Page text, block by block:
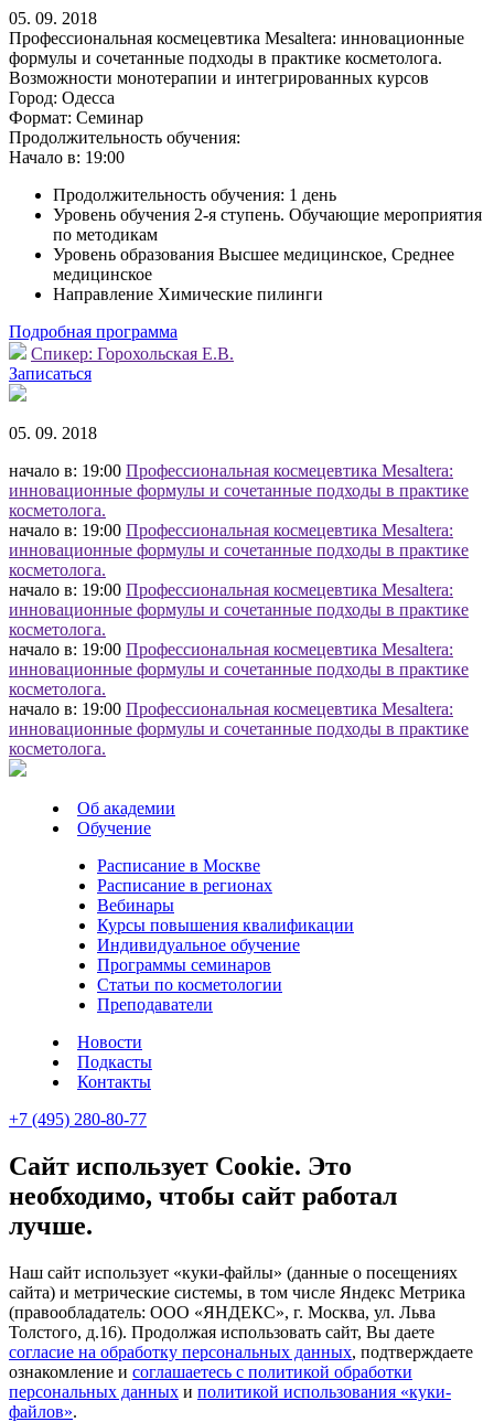
05. 09. 2018
Профессиональная космецевтика Mesaltera: инновационные
формулы и сочетанные подходы в практике косметолога.
Возможности монотерапии и интегрированных курсов
Город: Одесса
Формат: Семинар
Продолжительность обучения:
Начало в: 19:00
Продолжительность обучения: 1 день
Уровень обучения 2-я ступень. Обучающие мероприятия
по методикам
Уровень образования Высшее медицинское, Среднее
медицинское
Направление Химические пилинги
Подробная программа
Спикер: Горохольская Е.В.
Записаться
05. 09. 2018
начало в: 19:00 Профессиональная космецевтика Mesaltera:
инновационные формулы и сочетанные подходы в практике
косметолога.
начало в: 19:00 Профессиональная космецевтика Mesaltera:
инновационные формулы и сочетанные подходы в практике
косметолога.
начало в: 19:00 Профессиональная космецевтика Mesaltera:
инновационные формулы и сочетанные подходы в практике
косметолога.
начало в: 19:00 Профессиональная космецевтика Mesaltera:
инновационные формулы и сочетанные подходы в практике
косметолога.
начало в: 19:00 Профессиональная космецевтика Mesaltera:
инновационные формулы и сочетанные подходы в практике
косметолога.
Об академии
Обучение
Расписание в Москве
Расписание в регионах
Вебинары
Курсы повышения квалификации
Индивидуальное обучение
Программы семинаров
Статьи по косметологии
Преподаватели
Новости
Подкасты
Контакты
+7 (495) 280-80-77
Сайт использует Cookie. Это
необходимо, чтобы сайт работал
лучше.
Наш сайт использует «куки-файлы» (данные о посещениях
сайта) и метрические системы, в том числе Яндекс Метрика
(правообладатель: ООО «ЯНДЕКС», г. Москва, ул. Льва
Толстого, д.16). Продолжая использовать сайт, Вы даете
согласие на обработку персональных данных, подтверждаете
ознакомление и соглашаетесь с политикой обработки
персональных данных и политикой использования «куки-
файлов».